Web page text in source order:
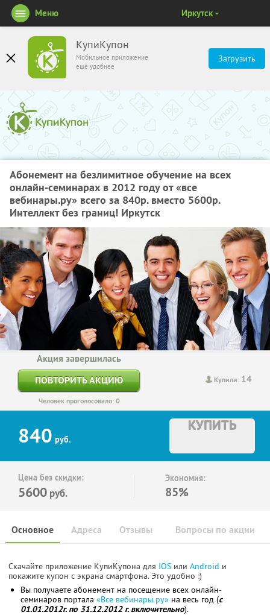
КупиКупон
Мобильное приложение
ещё удобнее
Загрузить
Меню Иркутск
Абонемент на безлимитное обучение на всех
онлайн-семинарах в 2012 году от «все
вебинары.ру» всего за 840р. вместо 5600р.
Интеллект без границ! Иркутск
Купили: 14
Акция завершилась
ПОВТОРИТЬ АКЦИЮ
Человек проголосовало: 0
840 руб.
КУПИТЬ
Цена без скидки:
5600 руб.
Экономия:
85%
Основное Отзывы Вопросы по акции
Адреса
Скачайте приложение КупиКупона для IOS или Android и
покажите купон с экрана смартфона. Это удобно :)
Вы получаете абонемент на посещение всех онлайн-
семинаров портала «Все вебинары.ру» на весь год (с
01.01.2012г. по 31.12.2012 г. включительно).